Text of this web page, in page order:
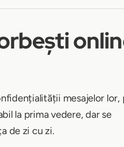
mesajelor lor,
la prima vedere, dar se
de zi cu zi.